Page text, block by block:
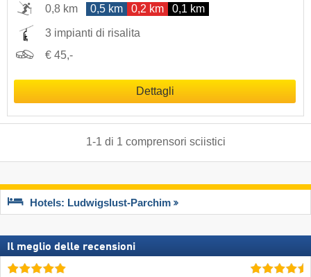
0,8 km
0,5 km 0,2 km 0,1 km
3 impianti di risalita
€ 45,-
Dettagli
1-1 di 1 comprensori sciistici
Hotels: Ludwigslust-Parchim
Il meglio delle recensioni